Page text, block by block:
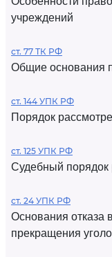
учреждений
ст. 77 ТК РФ
Общие основания
ст. 144 УПК РФ
Порядок
ст. 125 УПК РФ
Судебный порядок
ст. 24 УПК РФ
Основания отказа
прекращения